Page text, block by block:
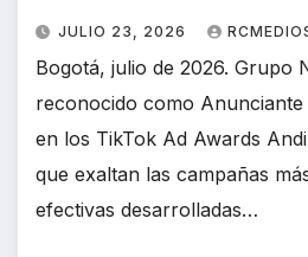
JULIO 23, 2026
Bogotá, julio de 2026. Grupo
reconocido como
en los TikTok Ad Awards
que exaltan las campañas
efectivas desarrolladas…